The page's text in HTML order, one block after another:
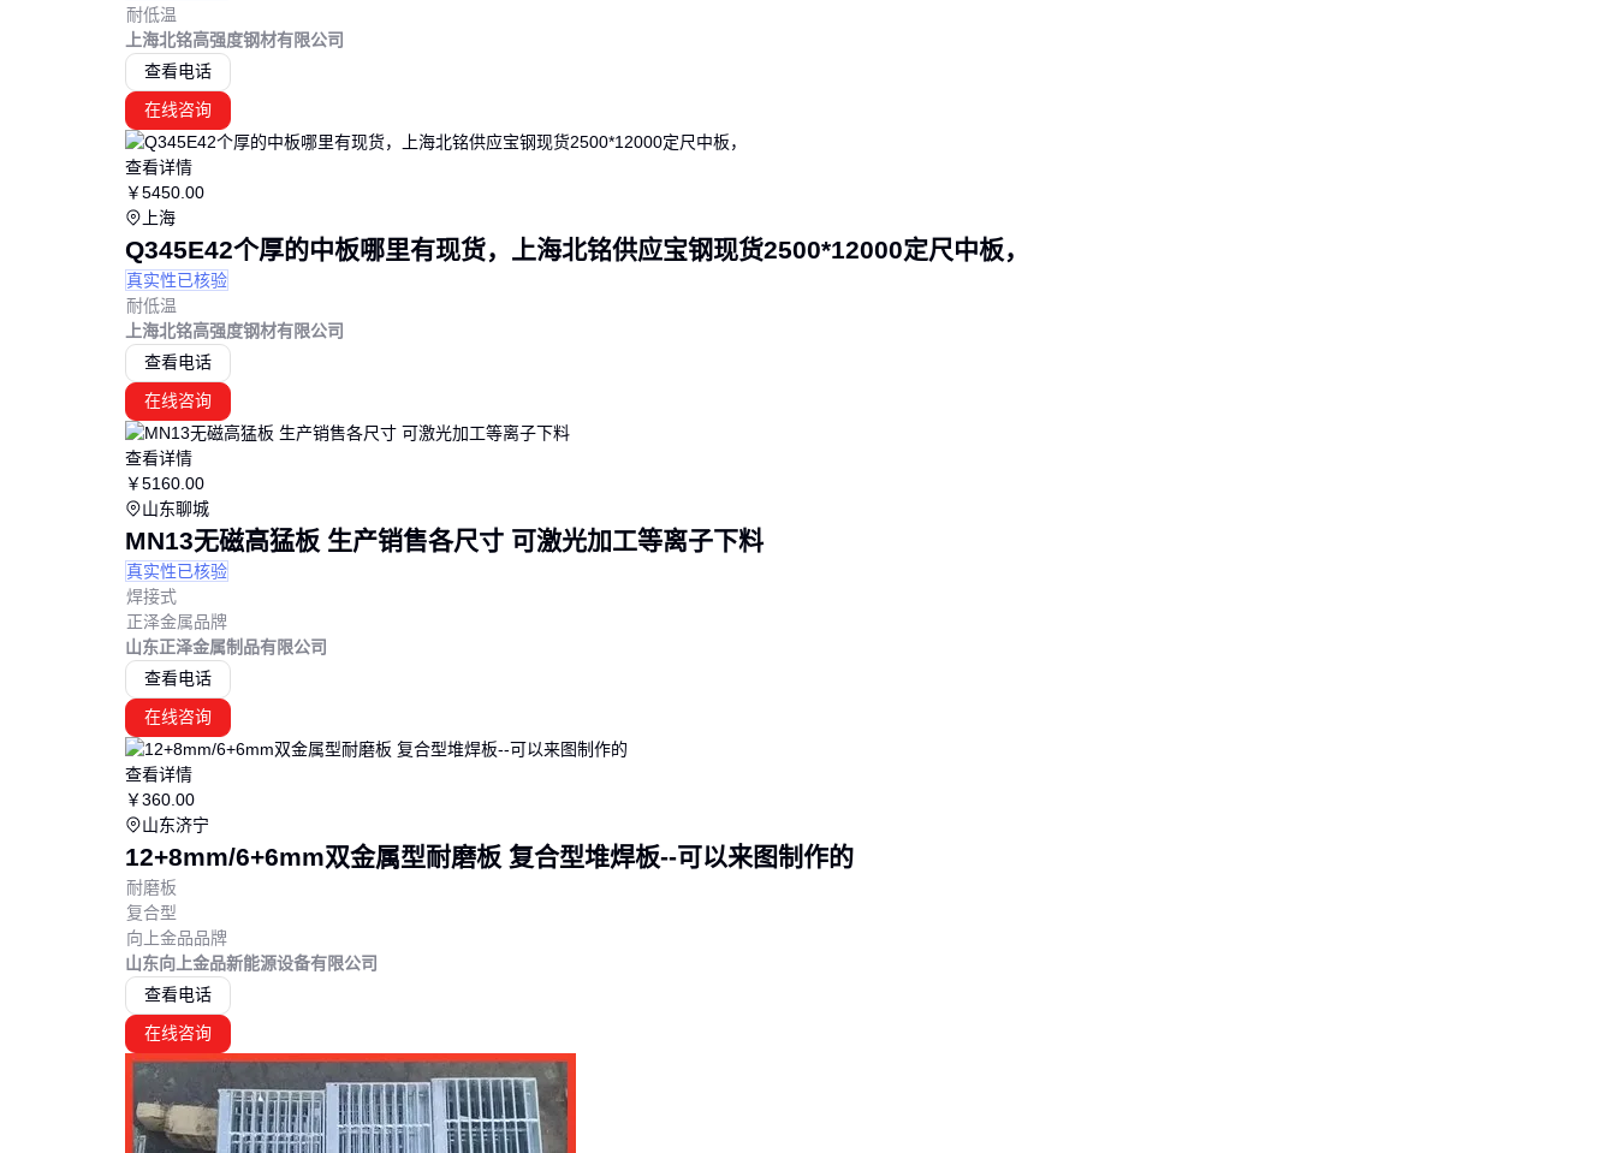
耐低温
上海北铭高强度钢材有限公司
查看电话
在线咨询
查看详情
￥5450 .00
上海
Q345E42个厚的中板哪里有现货，上海北铭供应宝钢现货2500*12000定尺中板，
真实性已核验
耐低温
上海北铭高强度钢材有限公司
查看电话
在线咨询
查看详情
￥5160 .00
山东聊城
MN13无磁高猛板 生产销售各尺寸 可激光加工等离子下料
真实性已核验
焊接式
正泽金属品牌
山东正泽金属制品有限公司
查看电话
在线咨询
查看详情
￥360 .00
山东济宁
12+8mm/6+6mm双金属型耐磨板 复合型堆焊板--可以来图制作的
耐磨板
复合型
向上金品品牌
山东向上金品新能源设备有限公司
查看电话
在线咨询